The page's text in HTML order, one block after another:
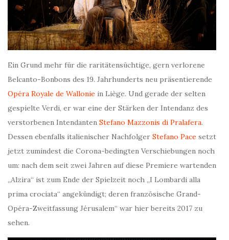
Ein Grund mehr für die raritätensüchtige, gern verlorene
Belcanto-Bonbons des 19. Jahrhunderts neu präsentierende
Opéra Royale de Wallonie in Liège. Und gerade der selten
gespielte Verdi, er war eine der Stärken der Intendanz des
verstorbenen Intendanten Stefano Mazzonis di Pralafera.
Dessen ebenfalls italienischer Nachfolger Stefano Pace setzt
jetzt zumindest die Corona-bedingten Verschiebungen noch
um: nach dem seit zwei Jahren auf diese Premiere wartenden
„Alzira“ ist zum Ende der Spielzeit noch „I Lombardi alla
prima crociata“ angekündigt; deren französische Grand-
Opéra-Zweitfassung Jérusalem“ war hier bereits 2017 zu
sehen.